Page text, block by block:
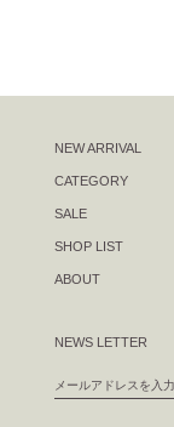
NEW ARRIVAL
CATEGORY
SALE
SHOP LIST
ABOUT
NEWS LETTER